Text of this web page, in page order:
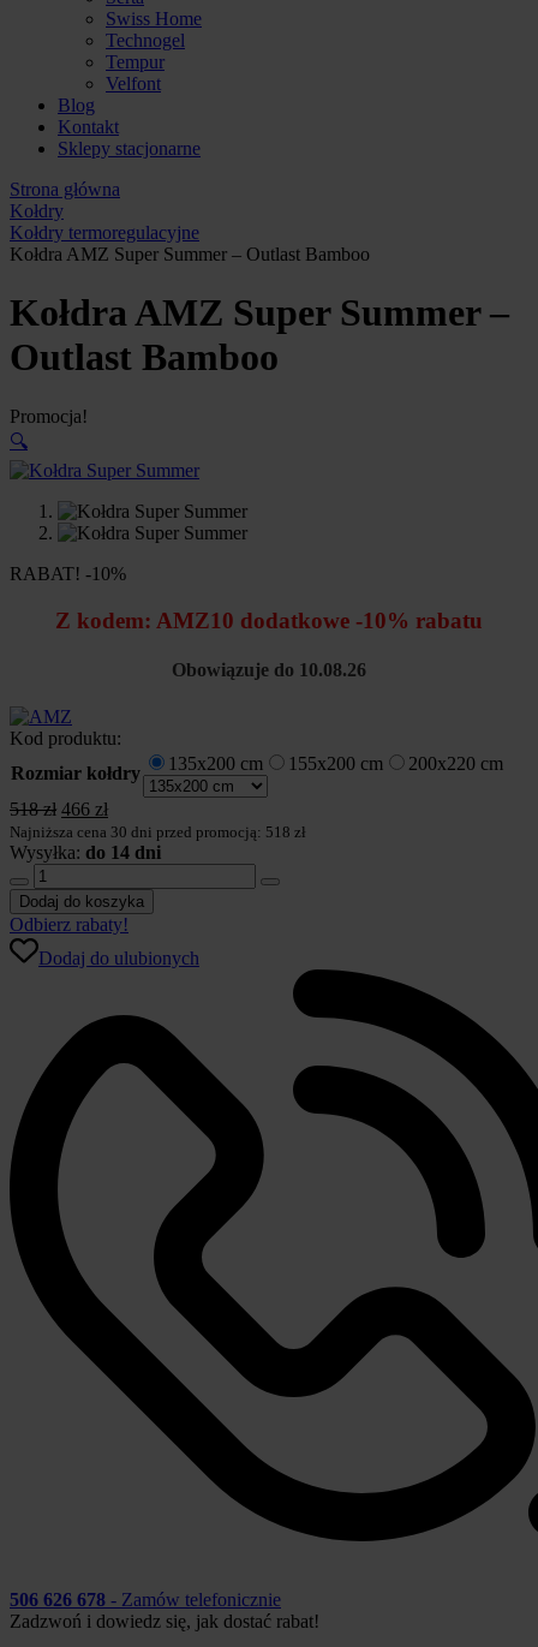
Swiss Home
Technogel
Tempur
Velfont
Blog
Kontakt
Sklepy stacjonarne
Strona główna
Kołdry
Kołdry termoregulacyjne
Kołdra AMZ Super Summer – Outlast Bamboo
Kołdra AMZ Super Summer –
Outlast Bamboo
Promocja!
🔍
RABAT! -10%
Z kodem: AMZ10 dodatkowe -10% rabatu
Obowiązuje do 10.08.26
Kod produktu:
Rozmiar kołdry
135x200 cm 155x200 cm 200x220 cm
518zł Pierwotna
cena
wynosiła:
466 złAktualna
cena
wynosi:
Najniższa cena 30 dni przed promocją: 518 zł
Wysyłka: do 14 dni
ilość
Kołdra
AMZ
Super
Summer
Dodaj do koszyka
Odbierz rabaty!
Dodaj do ulubionych
506 626 678 - Zamów telefonicznie
Zadzwoń i dowiedz się, jak dostać rabat!